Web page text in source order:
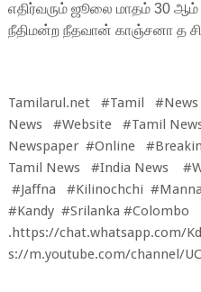
எதிர்வரும் ஜூலை மாதம் 30
நீதிமன்ற நீதவான் காஞ்சனா த
Tamilarul.net #Tamil
News #Website #Tamil
Newspaper #Online
Tamil News #India News
#Jaffna #Kilinochchi
#Kandy #Srilanka #Colombo
.https://chat.whatsapp.com/
s://m.youtube.com/channel/